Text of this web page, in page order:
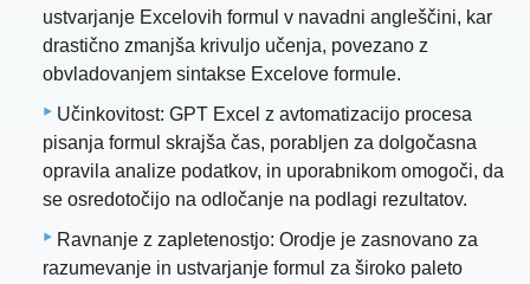
ustvarjanje Excelovih formul v navadni angleščini, kar
drastično zmanjša krivuljo učenja, povezano z
obvladovanjem sintakse Excelove formule.
Učinkovitost: GPT Excel z avtomatizacijo procesa
pisanja formul skrajša čas, porabljen za dolgočasna
opravila analize podatkov, in uporabnikom omogoči, da
se osredotočijo na odločanje na podlagi rezultatov.
Ravnanje z zapletenostjo: Orodje je zasnovano za
razumevanje in ustvarjanje formul za široko paleto